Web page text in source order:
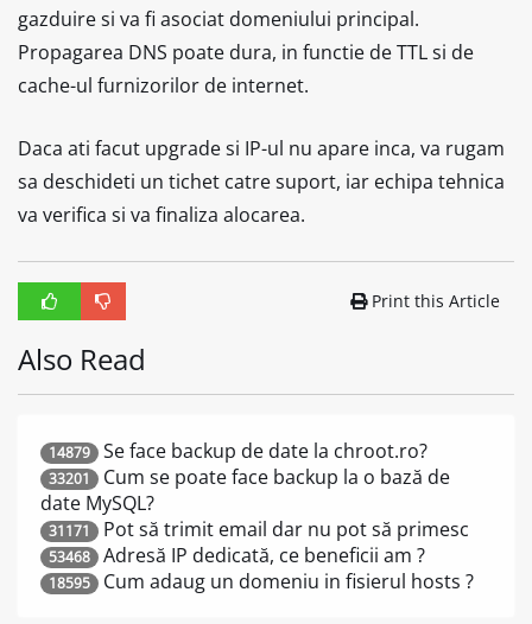
gazduire si va fi asociat domeniului principal.
Propagarea DNS poate dura, in functie de TTL si de
cache-ul furnizorilor de internet.
Daca ati facut upgrade si IP-ul nu apare inca, va rugam
sa deschideti un tichet catre suport, iar echipa tehnica
va verifica si va finaliza alocarea.
Print this Article
Also Read
14879 Se face backup de date la chroot.ro?
33201
Cum se poate face backup la o bază de
date MySQL?
31171 Pot să trimit email dar nu pot să primesc
53468 Adresă IP dedicată, ce beneficii am ?
18595 Cum adaug un domeniu in fisierul hosts ?